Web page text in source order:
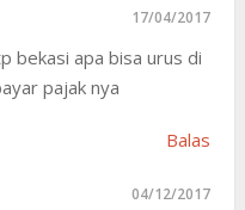
17/04/2017
bekasi apa bisa urus di
pajak nya
Balas
04/12/2017